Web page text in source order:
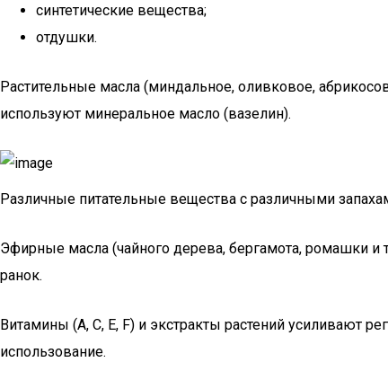
синтетические вещества;
отдушки.
Растительные масла (миндальное, оливковое,
используют минеральное масло (вазелин).
Различные питательные вещества с различными
Эфирные масла (чайного дерева, бергамота, ромашки
ранок.
Витамины (A, C, E, F) и экстракты растений усиливают
использование.